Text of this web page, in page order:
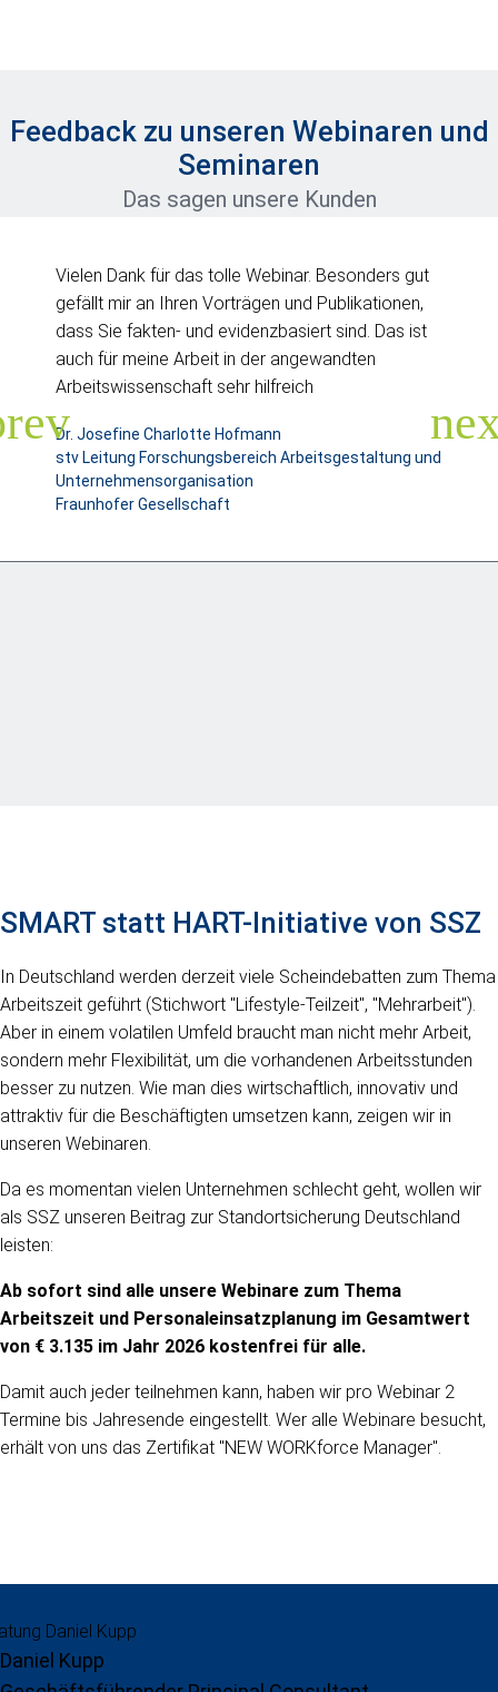
Feedback zu unseren Webinaren und
Seminaren
Das sagen unsere Kunden
Vielen Dank für das tolle Webinar. Besonders gut
gefällt mir an Ihren Vorträgen und Publikationen,
dass Sie fakten- und evidenzbasiert sind. Das ist
auch für meine Arbeit in der angewandten
Arbeitswissenschaft sehr hilfreich
Dr. Josefine Charlotte Hofmann
stv Leitung Forschungsbereich Arbeitsgestaltung und
Unternehmensorganisation
Fraunhofer Gesellschaft
SMART statt HART-Initiative von SSZ
In Deutschland werden derzeit viele Scheindebatten zum Thema
Arbeitszeit geführt (Stichwort "Lifestyle-Teilzeit", "Mehrarbeit").
Aber in einem volatilen Umfeld braucht man nicht mehr Arbeit,
sondern mehr Flexibilität, um die vorhandenen Arbeitsstunden
besser zu nutzen. Wie man dies wirtschaftlich, innovativ und
attraktiv für die Beschäftigten umsetzen kann, zeigen wir in
unseren Webinaren.
Da es momentan vielen Unternehmen schlecht geht, wollen wir
als SSZ unseren Beitrag zur Standortsicherung Deutschland
leisten:
Ab sofort sind alle unsere Webinare zum Thema
Arbeitszeit und Personaleinsatzplanung im Gesamtwert
von € 3.135 im Jahr 2026 kostenfrei für alle.
Damit auch jeder teilnehmen kann, haben wir pro Webinar 2
Termine bis Jahresende eingestellt. Wer alle Webinare besucht,
erhält von uns das Zertifikat "NEW WORKforce Manager".
Daniel Kupp